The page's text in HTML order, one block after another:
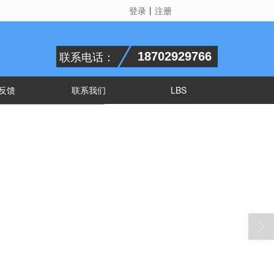
登录 丨 注册
联系电话： 18702929766
馈 联系我们 LBS